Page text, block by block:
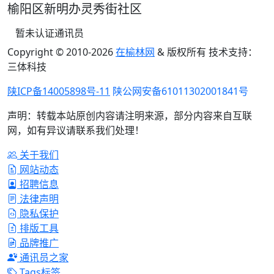
榆阳区新明办灵秀街社区
暂未认证通讯员
Copyright © 2010-2026在榆林网 & 版权所有 技术支持：
三体科技
陕ICP备14005898号-11 陕公网安备61011302001841号
声明：转载本站原创内容请注明来源，部分内容来自互联
网，如有异议请联系我们处理！
关于我们
网站动态
招聘信息
法律声明
隐私保护
排版工具
品牌推广
通讯员之家